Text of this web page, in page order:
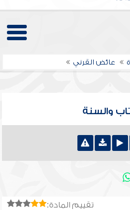
عائض القرني
والسنة
تقييم المادة: